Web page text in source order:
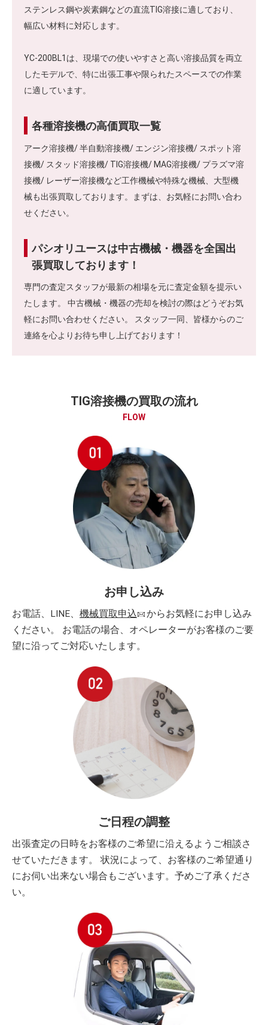
ステンレス鋼や炭素鋼などの直流TIG溶接に適しており、
幅広い材料に対応します。
YC-200BL1は、現場での使いやすさと高い溶接品質を両立
したモデルで、特に出張工事や限られたスペースでの作業
に適しています。
各種溶接機の高価買取一覧
アーク溶接機/ 半自動溶接機/ エンジン溶接機/ スポット溶
接機/ スタッド溶接機/ TIG溶接機/ MAG溶接機/ プラズマ溶
接機/ レーザー溶接機など工作機械や特殊な機械、大型機
械も出張買取しております。まずは、お気軽にお問い合わ
せください。
パシオリユースは中古機械・機器を全国出
張買取しております！
専門の査定スタッフが最新の相場を元に査定金額を提示い
たします。 中古機械・機器の売却を検討の際はどうぞお気
軽にお問い合わせください。 スタッフ一同、皆様からのご
連絡を心よりお待ち申し上げております！
TIG溶接機の買取の流れ
FLOW
お申し込み
お電話、LINE、 機械買取申込
からお気軽にお申し込み
ください。 お電話の場合、オペレーターがお客様のご要
望に沿ってご対応いたします。
ご日程の調整
出張査定の日時をお客様のご希望に沿えるようご相談さ
せていただきます。 状況によって、お客様のご希望通り
にお伺い出来ない場合もございます。予めご了承くださ
い。